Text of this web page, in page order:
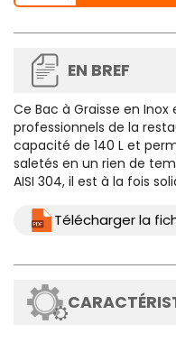
EN BREF
Ce Bac à Graisse en Inox
professionnels de la
capacité de 140 L et
saletés en un rien de
AISI 304, il est à la fois
Télécharger la